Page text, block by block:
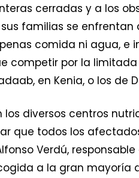
cerradas y a los
familias se enfrentan
comida ni agua, e
competir por la
en Kenia, o los de
diversos centros
que todos los
Verdú,
a la gran mayoría